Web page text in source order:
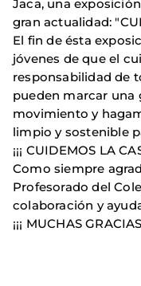
Jaca, una
gran actualidad:
El fin de ésta
jóvenes de que el
responsabilidad de
pueden marcar una
movimiento y
limpio y sostenible
¡¡¡ CUIDEMOS LA
Como siempre
Profesorado del
colaboración y
¡¡¡ MUCHAS